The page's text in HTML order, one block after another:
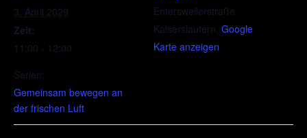
3. April 2029
Zeit:
11:00 - 12:00
Serien:
Gemeinsam bewegen an
der frischen Luft
Entersweilerstraße
Kaiserslautern, Google
Karte anzeigen